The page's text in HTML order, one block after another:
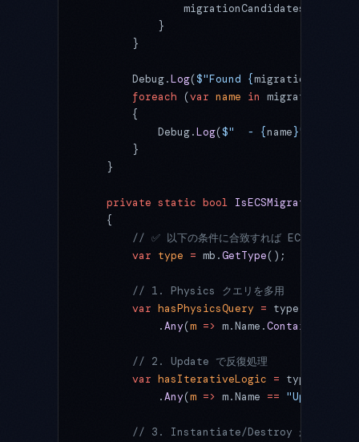
                migrationCandidates.
            }
        }
        Debug.
Log($"Found {
        foreach
(var name in
        {
            Debug.
Log($"  - {name}"
        }
    }
    private
static bool
    {
        // ✅ 以下の条件に合致すれば ECS 移行可能
        var
type = mb.GetType();
        // 1. Physics クエリを多用
        var
hasPhysicsQuery = type.
            .
Any(m => m.Name.Contains
        // 2. Update で反復処理
        var
hasIterativeLogic = type.
            .
Any(m => m.Name == "Update"
        // 3. Instantiate/Destroy が少ない